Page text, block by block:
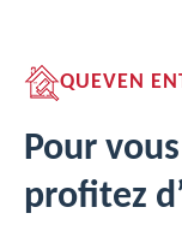
QUEVEN
Pour
profitez